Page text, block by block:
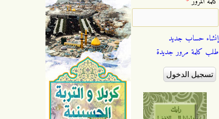
إنشاء حساب جديد
طلب كلمة مرور جديدة